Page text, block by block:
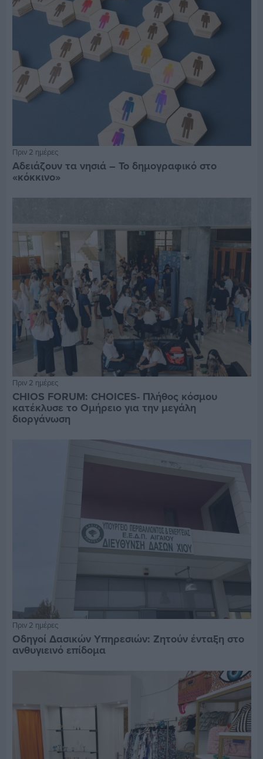
Πριν 2 ημέρες
Αδειάζουν τα νησιά – Το δημογραφικό στο
«κόκκινο»
Πριν 2 ημέρες
CHIOS FORUM: CHOICES- Πλήθος κόσμου
κατέκλυσε το Ομήρειο για την μεγάλη
διοργάνωση
Πριν 2 ημέρες
Οδηγοί Δασικών Υπηρεσιών: Ζητούν ένταξη στο
ανθυγιεινό επίδομα